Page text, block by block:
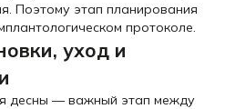
Поэтому этап планирования
протоколе.
уход и
десны — важный этап между